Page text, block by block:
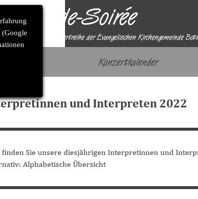
(Google
Solitude-Soirée
Konzertkalender
Eine Konzertreihe der Evangelischen Kirchengemeinde
und Interpreten 2022
finden Sie unsere diesjährigen Interpretinnen und
Alphabetische Übersicht